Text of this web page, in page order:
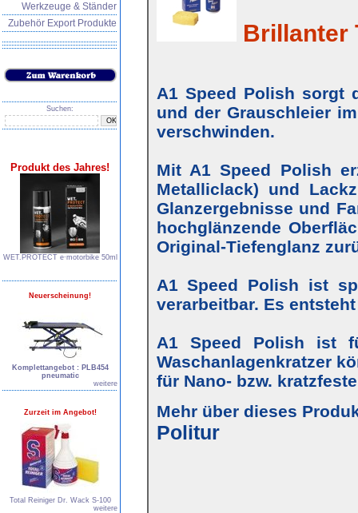
Werkzeuge & Ständer
Zubehör Export Produkte
Suchen:
Produkt des Jahres!
WET.PROTECT e∙motorbike 50ml
Neuerscheinung!
Komplettangebot : PLB454
pneumatic
weitere
Zurzeit im Angebot!
Total Reiniger Dr. Wack S-100
weitere
Brillanter
A1 Speed Polish sorgt
und der Grauschleier
verschwinden.
Mit A1 Speed Polish
Metalliclack) und
Glanzergebnisse und
hochglänzende
Original-Tiefenglanz
A1 Speed Polish ist
verarbeitbar. Es
A1 Speed Polish ist
Waschanlagenkratzer
für Nano- bzw.
Mehr über dieses
Politur